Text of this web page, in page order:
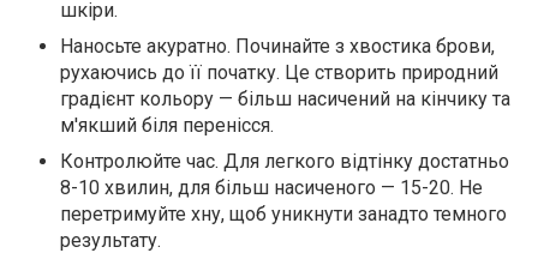
шкіри.
Наносьте акуратно. Починайте з хвостика брови,
рухаючись до її початку. Це створить природний
градієнт кольору — більш насичений на кінчику та
м'якший біля перенісся.
Контролюйте час. Для легкого відтінку достатньо
8-10 хвилин, для більш насиченого — 15-20. Не
перетримуйте хну, щоб уникнути занадто темного
результату.